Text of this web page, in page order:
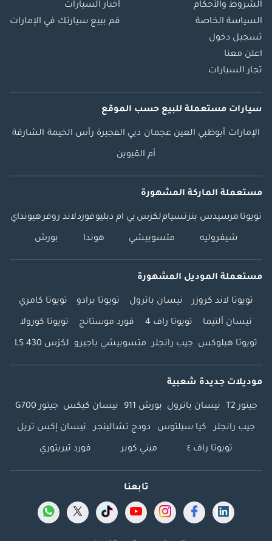
الشروط والأحكام
السياسة الخاصة
تسجيل دخول
اعلن معنا
تجار السيارات
أخبار السيارات
قم ببيع سيارتك في الإمارات
سيارات مستعملة للبيع حسب الموقع
الإمارات أبوظبي العين عجمان دبي الفجيرة رأس الخيمة الشارقة
أم القيوين
مستعملة الماركة المشهورة
تويوتا مرسيدس بنزنسياملكزس بي ام دبليوفوردلاند روفرهيونداي
شيفروليه متسوبيشي هوندا بورش
مستعملة الموديل المشهورة
تويوتا لاند كروزر نيسان باترول تويوتا برادو تويوتا كامري
نيسان ألتيما تويوتا راف 4 فورد موستانج تويوتا كورولا
تويوتا هيلوكس جيب رانجلر متسوبيشي باجيرو لكزس LS 430
موديلات جديدة شعبية
جيتور T2 نيسان باترول بورش 911 نيسان كيكس جيتور G700
جيب رانجلر كيا سيلتوس دودج تشالينجر نيسان إكس تريل
تويوتا راف ٤ ميني كوبر فورد تيريتوري
تابعنا